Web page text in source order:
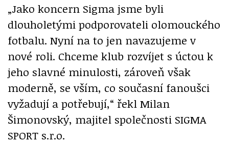
„Jako koncern Sigma jsme byli
dlouholetými podporovateli olomouckého
fotbalu. Nyní na to jen navazujeme v
nové roli. Chceme klub rozvíjet s úctou k
jeho slavné minulosti, zároveň však
moderně, se vším, co současní fanoušci
vyžadují a potřebují,“ řekl Milan
Šimonovský, majitel společnosti SIGMA
SPORT s.r.o.